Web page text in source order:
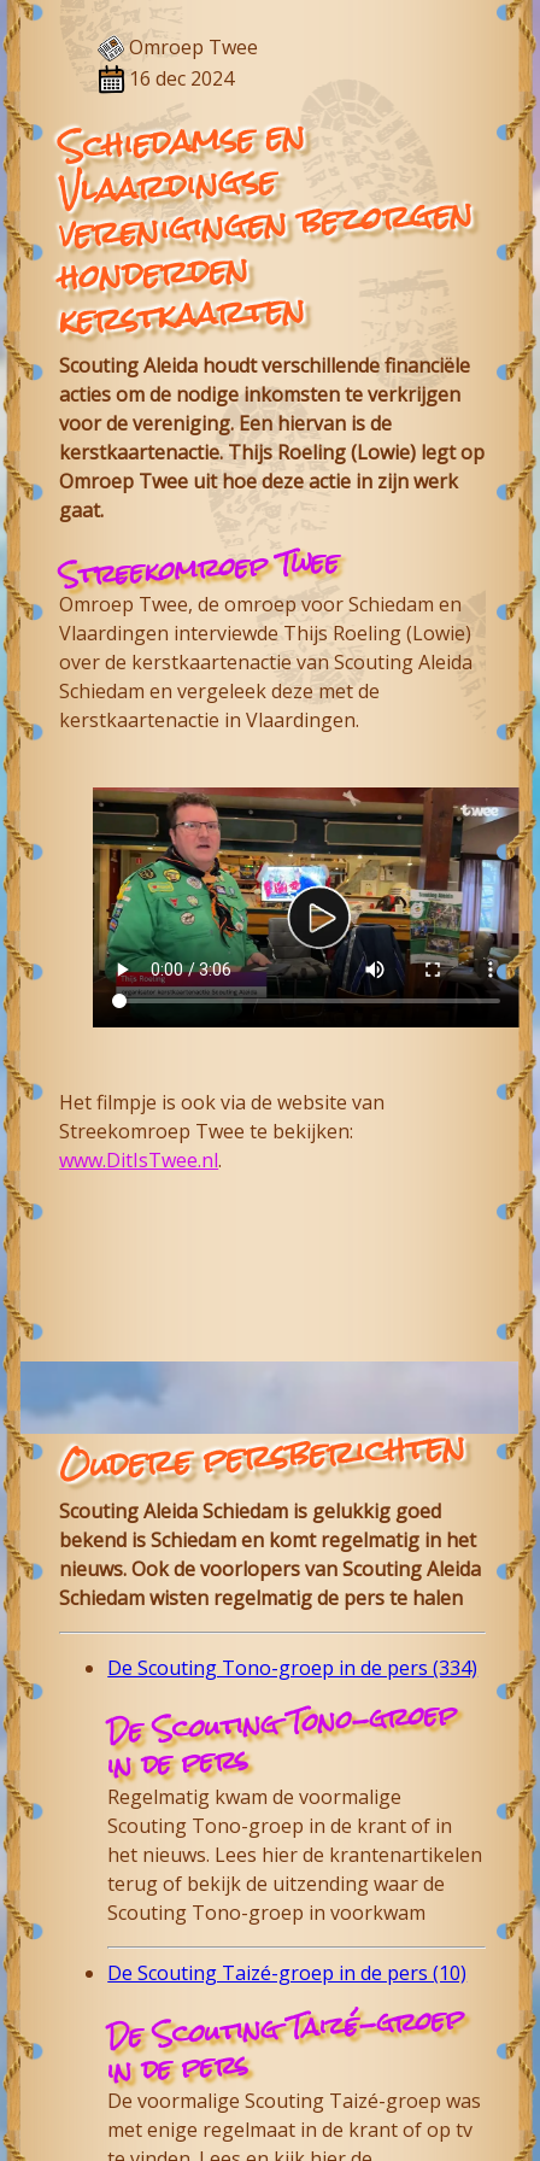
Omroep Twee
16 dec 2024
Schiedamse en
Vlaardingse
verenigingen bezorgen
honderden
kerstkaarten
Scouting Aleida houdt verschillende financiële
acties om de nodige inkomsten te verkrijgen
voor de vereniging. Een hiervan is de
kerstkaartenactie. Thijs Roeling (Lowie) legt op
Omroep Twee uit hoe deze actie in zijn werk
gaat.
Streekomroep Twee
Omroep Twee, de omroep voor Schiedam en
Vlaardingen interviewde Thijs Roeling (Lowie)
over de kerstkaartenactie vanScouting Aleida
Schiedam en vergeleek deze met de
kerstkaartenactie inVlaardingen.
Het filmpje is ook via de website van
Streekomroep Twee te bekijken:
www.DitIsTwee.nl.
Oudere persberichten
Scouting Aleida Schiedam is gelukkig goed
bekend is Schiedam en komt regelmatig in het
nieuws. Ook de voorlopers van Scouting Aleida
Schiedam wisten regelmatig de pers te halen
De Scouting Tono-groep in de pers (334)
De Scouting Tono-groep
in de pers
Regelmatig kwam de voormalige
Scouting Tono-groep in de krant of in
het nieuws. Lees hier de krantenartikelen
terug of bekijk de uitzending waar de
Scouting Tono-groep in voorkwam
De Scouting Taizé-groep in de pers (10)
De Scouting Taizé-groep
in de pers
De voormalige Scouting Taizé-groep was
met enige regelmaat in de krant of op tv